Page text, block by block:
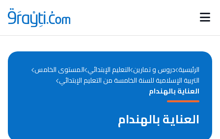
Catégories
d'actualités
Annonces bourses
الرئيسية دروس و تمارين التعليم الإبتدائي المستوى الخامس
التربية الإسلامية للسنة الخامسة من التعليم الإبتدائي
العناية بالهندام
العناية بالهندام